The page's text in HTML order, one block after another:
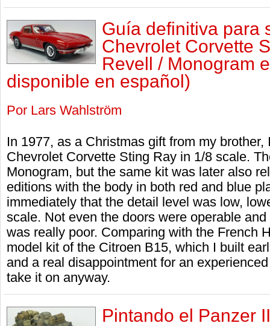
Guía definitiva para
Chevrolet Corvette
Revell / Monogram
disponible en español)
Por Lars Wahlström
In 1977, as a Christmas gift from my
Chevrolet Corvette Sting Ray in 1/8 scale.
Monogram, but the same kit was later also
editions with the body in both red and blue
immediately that the detail level was low,
scale. Not even the doors were operable
was really poor. Comparing with the French
model kit of the Citroen B15, which I built
and a real disappointment for an
take it on anyway.
Pintando el Panzer